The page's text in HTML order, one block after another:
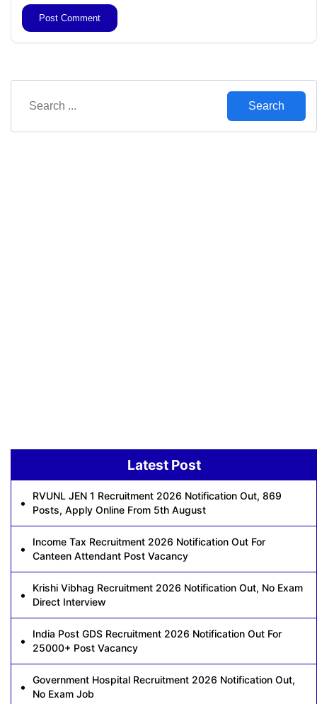
Search
Latest Post
RVUNL JEN 1 Recruitment 2026 Notification Out, 869
Posts, Apply Online From 5th August
Income Tax Recruitment 2026 Notification Out For
Canteen Attendant Post Vacancy
Krishi Vibhag Recruitment 2026 Notification Out, No Exam
Direct Interview
India Post GDS Recruitment 2026 Notification Out For
25000+ Post Vacancy
Government Hospital Recruitment 2026 Notification Out,
No Exam Job